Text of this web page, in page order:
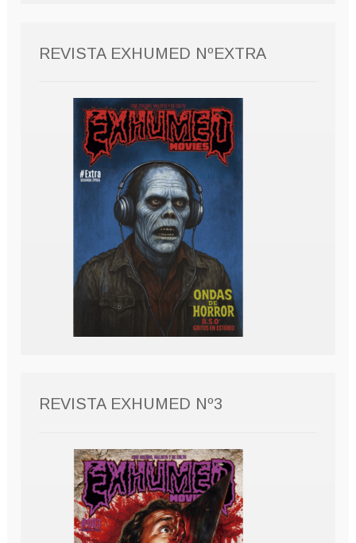
REVISTA EXHUMED NºEXTRA
REVISTA EXHUMED Nº3